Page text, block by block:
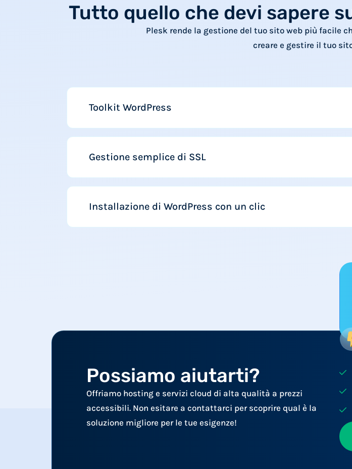
Tutto quello che devi sapere
Plesk rende la gestione del tuo sito web più facile
creare e gestire il tuo
Toolkit WordPress
Gestione semplice di SSL
Installazione di WordPress con un clic
Possiamo aiutarti?
Offriamo hosting e servizi cloud di alta qualità a prezzi
accessibili. Non esitare a contattarci per scoprire qual è la
soluzione migliore per le tue esigenze!